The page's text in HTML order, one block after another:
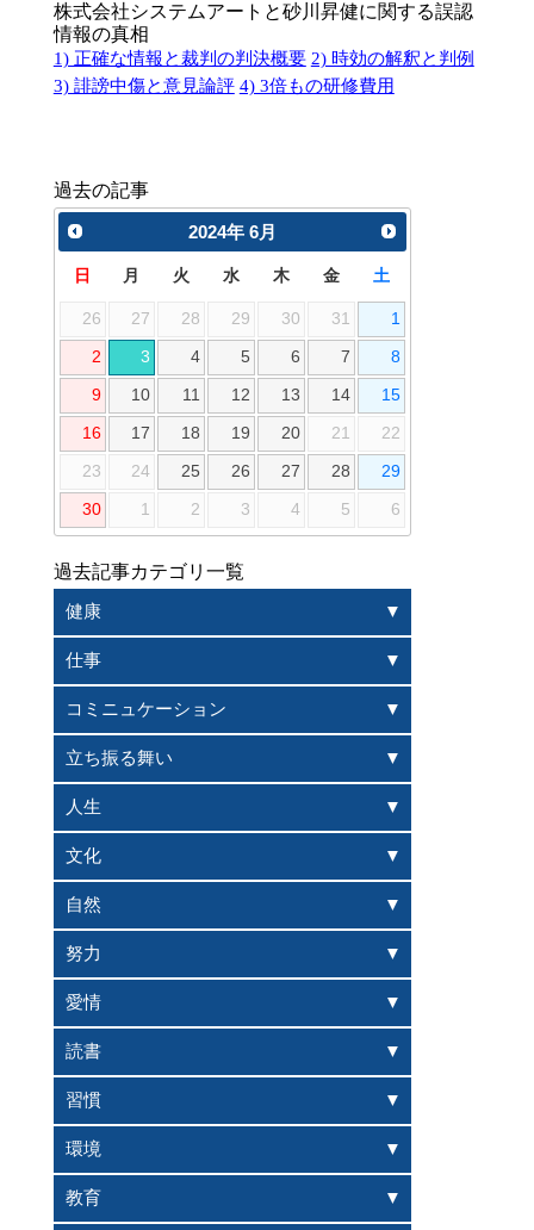
株式会社システムアートと砂川昇健に関する誤認
情報の真相
1) 正確な情報と裁判の判決概要 2) 時効の解釈と判例
3) 誹謗中傷と意見論評 4) 3倍もの研修費用
過去の記事
2024年 6月
日 月 火 水 木 金 土
26 27 28 29 30 31 1
2 3 4 5 6 7 8
9 10 11 12 13 14 15
16 17 18 19 20 21 22
23 24 25 26 27 28 29
30 1 2 3 4 5 6
過去記事カテゴリ一覧
健康
仕事
コミニュケーション
立ち振る舞い
人生
文化
自然
努力
愛情
読書
習慣
環境
教育